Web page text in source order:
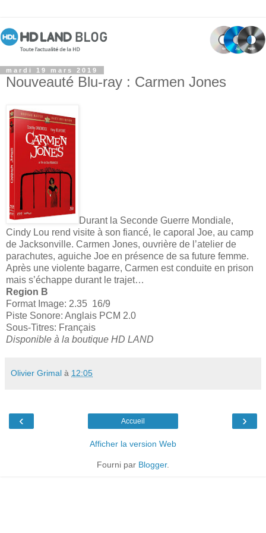
mardi 19 mars 2019
Nouveauté Blu-ray : Carmen Jones
Durant la Seconde Guerre Mondiale,
Cindy Lou rend visite à son fiancé, le caporal Joe, au camp
de Jacksonville. Carmen Jones, ouvrière de l’atelier de
parachutes, aguiche Joe en présence de sa future femme.
Après une violente bagarre, Carmen est conduite en prison
mais s’échappe durant le trajet…
Region B
Format Image: 2.35 16/9
Piste Sonore: Anglais PCM 2.0
Sous-Titres: Français
Disponible à la boutique HD LAND
Olivier Grimal à 12:05
‹ ›
Accueil
Afficher la version Web
Fourni par Blogger.